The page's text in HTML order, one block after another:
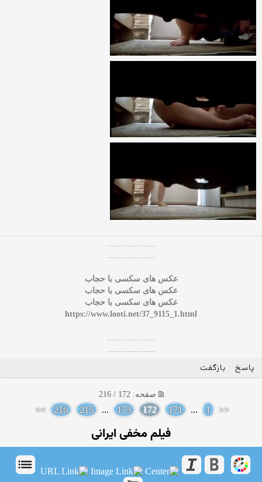
.....................
.....................
عکس های سکسی با حجاب
عکس های سکسی با حجاب
عکس های سکسی با حجاب
https://www.looti.net/37_9115_1.html
.....................
.....................
پاسخ بازگفت
صفحه: 172 / 216
<<
1
...
171
172
173
...
215
216
>>
فیلم مخفی ایرانی